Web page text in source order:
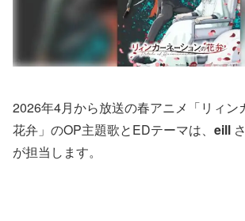
2026年4月から放送の春アニメ「リィン
花弁」のOP主題歌とEDテーマは、 eill
が担当します。